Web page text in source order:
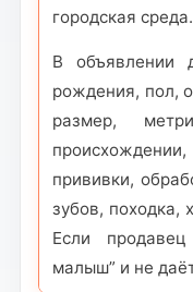
городская среда.
В объявлении
рождения, пол,
размер,
прививки,
зубов, походка,
Если
малыш” и не